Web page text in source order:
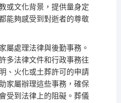
或文化背景，提供量身定
能夠感受到對逝者的尊敬
屬處理法律與後勤事務。
多法律文件和行政事務往
、火化或土葬許可的申請
家屬辦理這些事務，確保
受到法律上的阻礙。葬儀